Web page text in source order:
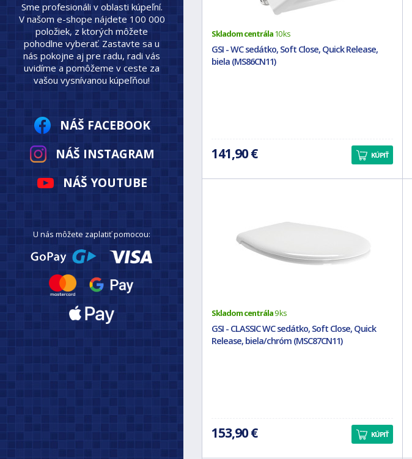
Skladom centrála10 ks
GSI - WC sedátko, Soft Close, Quick Release,
biela (MS86CN11)
141,90 € KÚPIŤ
Skladom centrála9 ks
GSI - CLASSIC WC sedátko, Soft Close, Quick
Release, biela/chróm (MSC87CN11)
153,90 € KÚPIŤ
Sme profesionáli v oblasti kúpeľní.
V našom e-shope nájdete 100 000
položiek, z ktorých môžete
pohodlne vyberať. Zastavte sa u
nás pokojne aj pre radu, radi vás
uvidíme a pomôžeme v ceste za
vašou vysnívanou kúpeľňou!
NÁŠ FACEBOOK
NÁŠ INSTAGRAM
NÁŠ YOUTUBE
U nás môžete zaplatiť pomocou: